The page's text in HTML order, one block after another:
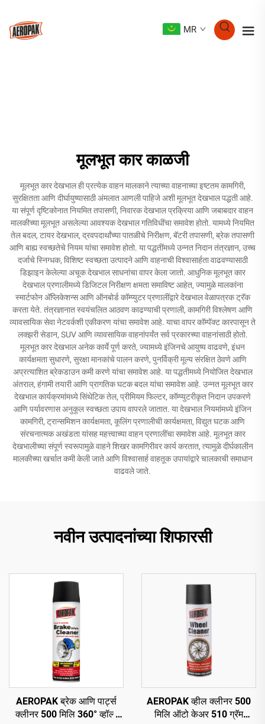
MR
मूलभूत कार काळजी
मूलभूत कार देखभाल ही प्रत्येक वाहन मालकाने त्याच्या वाहनाच्या इष्टतम कामगिरी,
सुरक्षितता आणि दीर्घायुष्यासाठी अंमलात आणली पाहिजे अशी मूलभूत देखभाल पद्धती आहे.
या संपूर्ण दृष्टिकोनात नियमित तपासणी, निवारक देखभाल प्रक्रिया आणि जबाबदार वाहन
मालकीच्या मूलभूत असलेल्या आवश्यक देखभाल गतिविधींचा समावेश होतो. यामध्ये नियमित
तेल बदल, टायर देखभाल, द्रवपदार्थांच्या पातळीचे निरीक्षण, बॅटरी तपासणी, ब्रेक तपासणी
आणि बाह्य स्वच्छतेचे नियम यांचा समावेश होतो. या पद्धतींमध्ये उन्नत निदान तंत्रज्ञान, उच्च
दर्जाचे स्निग्धक, विशिष्ट स्वच्छता उत्पादने आणि वाहनाची विश्वासार्हता वाढवण्यासाठी
डिझाइन केलेल्या अचूक देखभाल साधनांचा वापर केला जातो. आधुनिक मूलभूत कार
देखभाल प्रणालीमध्ये डिजिटल निरीक्षण क्षमता समाविष्ट आहेत, ज्यामुळे मालकांना
स्मार्टफोन अ‍ॅप्लिकेशन्स आणि ऑनबोर्ड कॉम्प्युटर प्रणालींद्वारे देखभाल वेळापत्रक ट्रॅक
करता येते. तंत्रज्ञानात स्वयंचलित आठवण काढण्याची प्रणाली, कामगिरी विश्लेषण आणि
व्यावसायिक सेवा नेटवर्कशी एकीकरण यांचा समावेश आहे. याचा वापर कॉम्पॅक्ट कारपासून ते
लक्झरी सेडान, SUV आणि व्यावसायिक वाहनांपर्यंत सर्व प्रकारच्या वाहनांसाठी होतो.
मूलभूत कार देखभाल अनेक कार्ये पूर्ण करते, ज्यामध्ये इंजिनचे आयुष्य वाढवणे, इंधन
कार्यक्षमता सुधारणे, सुरक्षा मानकांचे पालन करणे, पुनर्विक्री मूल्य संरक्षित ठेवणे आणि
अप्रत्याशित ब्रेकडाउन कमी करणे यांचा समावेश आहे. या पद्धतीमध्ये नियोजित देखभाल
अंतराल, हंगामी तयारी आणि प्रागतिक घटक बदल यांचा समावेश आहे. उन्नत मूलभूत कार
देखभाल कार्यक्रमांमध्ये सिंथेटिक तेल, प्रीमियम फिल्टर, कॉम्प्युटरीकृत निदान उपकरणे
आणि पर्यावरणास अनुकूल स्वच्छता उपाय वापरले जातात. या देखभाल नियमांमध्ये इंजिन
कामगिरी, ट्रान्समिशन कार्यक्षमता, कूलिंग प्रणालीची कार्यक्षमता, विद्युत घटक आणि
संरचनात्मक अखंडता यांसह महत्त्वाच्या वाहन प्रणालींचा समावेश आहे. मूलभूत कार
देखभालीच्या संपूर्ण स्वरूपामुळे वाहने शिखर कामगिरीवर कार्य करतात, त्यामुळे दीर्घकालीन
मालकीच्या खर्चात कमी केली जाते आणि विश्वासार्ह वाहतूक उपायांद्वारे चालकाची समाधान
वाढवले जाते.
नवीन उत्पादनांच्या शिफारसी
AEROPAK ब्रेक आणि पार्ट्स
क्लीनर 500 मिलि 360° व्हॉल्व
AEROPAK व्हील क्लीनर 500
मिलि ऑटो केअर 510 ग्रॅम